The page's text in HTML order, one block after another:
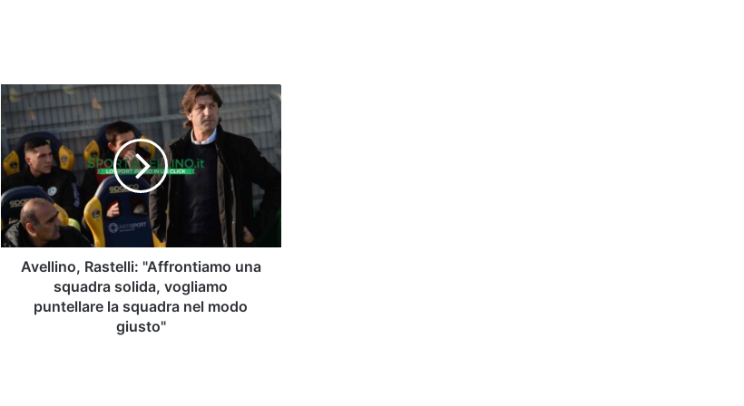
Avellino,
Rastelli:
"Affrontiamo
una
squadra
solida,
vogliamo
puntellare
la
squadra
Avellino, Rastelli: "Affrontiamo una
squadra solida, vogliamo
puntellare la squadra nel modo
giusto"